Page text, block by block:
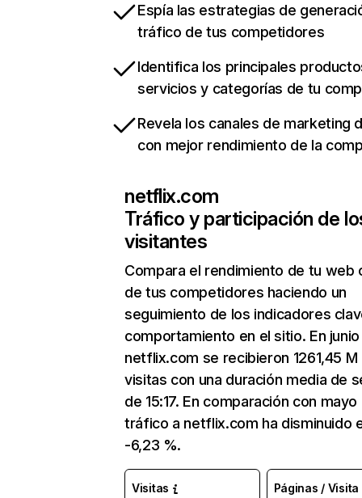
Espía las estrategias de
tráfico de tus competidores
Identifica los principales
servicios y categorías de tu
Revela los canales de marketing
con mejor rendimiento de la
netflix.com
Tráfico y participación de
visitantes
Compara el rendimiento de tu web
de tus competidores haciendo un
seguimiento de los indicadores
comportamiento en el sitio. En junio
netflix.com se recibieron 1261,45 M
visitas con una duración media de
de 15:17. En comparación con mayo
tráfico a netflix.com ha disminuido
-6,23 %.
Visitas Páginas / Visita